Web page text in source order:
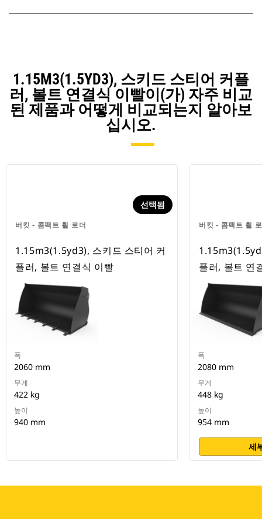
1.15M3(1.5YD3), 스키드 스티어 커플
러, 볼트 연결식 이빨이(가) 자주 비교
된 제품과 어떻게 비교되는지 알아보
십시오.
버킷 - 콤팩트 휠 로더
선택됨
1.15m3(1.5yd3), 스키드 스티어 커
플러, 볼트 연결식 이빨
폭
2060 mm
무게
422 kg
높이
940 mm
버킷 - 콤팩트 휠
플러, 볼트 연
폭
2080 mm
무게
448 kg
높이
954 mm
세